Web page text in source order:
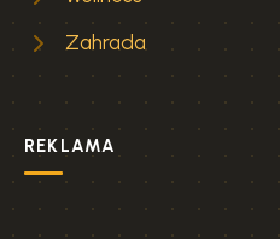
Zahrada
REKLAMA